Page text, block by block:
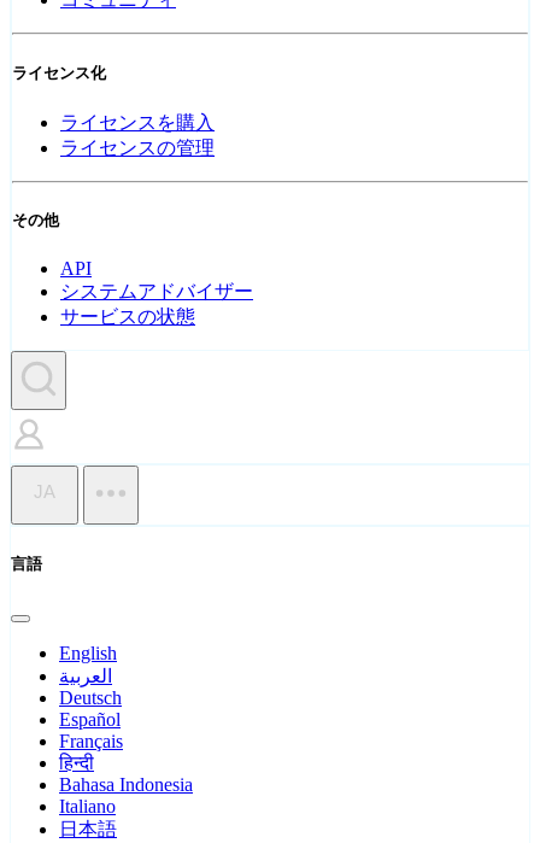
ライセンス化
ライセンスを購入
ライセンスの管理
その他
API
システムアドバイザー
サービスの状態
JA
言語
English
العربية
Deutsch
Español
Français
हिन्दी
Bahasa Indonesia
Italiano
日本語